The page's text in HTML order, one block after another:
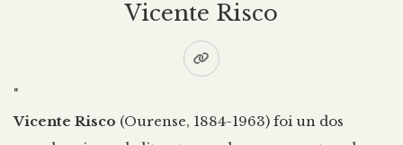
Vicente Risco
"
Vicente Risco (Ourense, 1884-1963) foi un dos